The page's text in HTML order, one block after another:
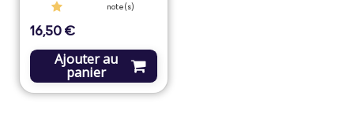
note(s)
Prix
16,50 €
Ajouter au
panier